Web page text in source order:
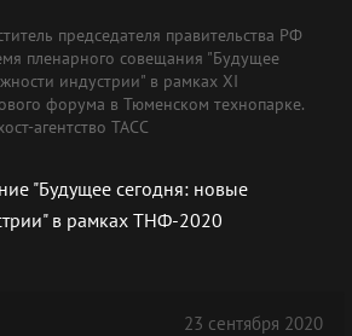
председателя правительства РФ
пленарного совещания "Будущее
индустрии" в рамках XI
форума в Тюменском технопарке.
агентство ТАСС
"Будущее сегодня: новые
в рамках ТНФ-2020
23 сентября 2020